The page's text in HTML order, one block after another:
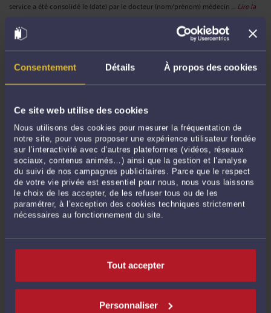
Consentement Détails À propos des cookies
Ce site web utilise des cookies
Nous utilisons des cookies pour mesurer la fréquentation de
notre site, pour vous proposer une expérience utilisateur fondée
sur l’interactivité avec d’autres plateformes (vidéos, réseaux
sociaux, contenus animés…) ainsi que la gestion et l’analyse
du suivi de nos campagnes publicitaires. Parce que le respect
de votre vie privée est essentiel pour nous, nous vous laissons
le choix de les accepter, de les refuser tous ou de les
paramétrer, à l’exception des cookies techniques strictement
nécessaires au fonctionnement du site.
Tout accepter
Personnaliser
service a été consolidé le (date) par le docteur (nom/prénom) médecin ... Lire la
SI LA PRODUCTION D’ŒUVRES LITTÉRAIRES, ARTISTIQUES OU
SCIENTIFIQUES DES AGENTS PUBLICS S’EXERCE LIBREMENT, LA
PROMOTION MERCANTILE DU FRUIT DE CETTE LIBERTÉ RESTE
ENCADRÉE !
ParAndré ICARDle 01/07/2024
général de la fonction publique, en application de l’article ...